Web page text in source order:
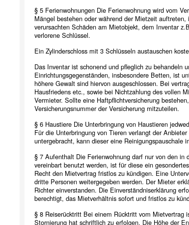
§ 5 Ferienwohnungen Die Ferienwohnung wird vom
Mängel bestehen oder während der Mietzeit
verursachten Schäden am Mietobjekt, dem Inventar
verlorene Schlüssel.
Ein Zylinderschloss mit 3 Schlüsseln austauschen
Das Inventar ist schonend und pfleglich zu behandeln
Einrichtungsgegenständen, insbesondere Betten, ist
höhere Gewalt sind hiervon ausgeschlossen. Bei
Hausfriedens etc., sowie bei Nichtzahlung des vollen
Vermieter. Sollte eine Haftpflichtversicherung
Versicherungsnummer der Versicherung mitzuteilen.
§ 6 Haustiere Die Unterbringung von Haustieren
Für die Unterbringung von Tieren verlangt der
untergebracht, kann dieser eine
§ 7 Aufenthalt Die Ferienwohnung darf nur von den
vereinbart benutzt werden, ist für diese ein
Recht den Mietvertrag fristlos zu kündigen. Eine
dritte Personen weitergegeben werden. Der Mieter
Richter einverstanden. Die Einverständniserklärung
berechtigt, das Mietverhältnis sofort und fristlos zu
§ 8 Reiserücktritt Bei einem Rücktritt vom Mietvertrag
Stornierung hat schriftlich zu erfolgen. Die Höhe der